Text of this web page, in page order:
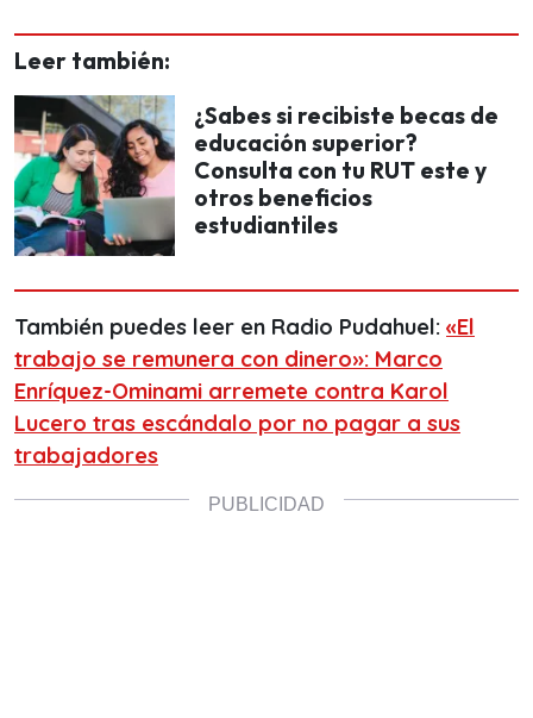
Leer también:
¿Sabes si recibiste becas de
educación superior?
Consulta con tu RUT este y
otros beneficios
estudiantiles
También puedes leer en Radio Pudahuel: «El
trabajo se remunera con dinero»: Marco
Enríquez-Ominami arremete contra Karol
Lucero tras escándalo por no pagar a sus
trabajadores